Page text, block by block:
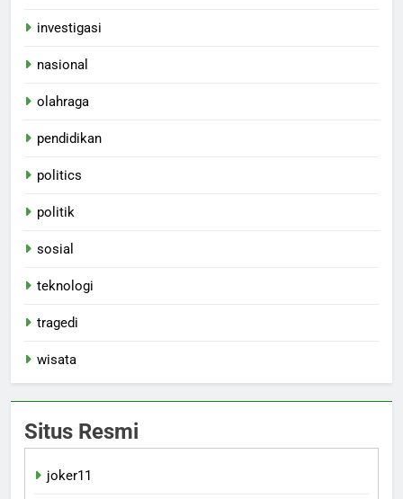
investigasi
nasional
olahraga
pendidikan
politics
politik
sosial
teknologi
tragedi
wisata
Situs Resmi
joker11